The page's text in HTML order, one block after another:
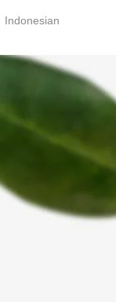
Indonesian